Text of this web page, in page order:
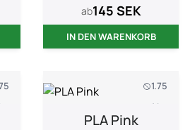
ab145 SEK
IN DEN WARENKORB
1.75
1 kg
PLA Pink